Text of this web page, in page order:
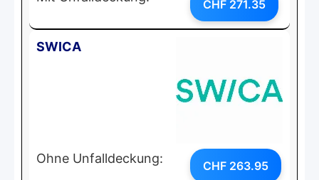
CHF 271.35
SWICA
Ohne Unfalldeckung: CHF 263.95